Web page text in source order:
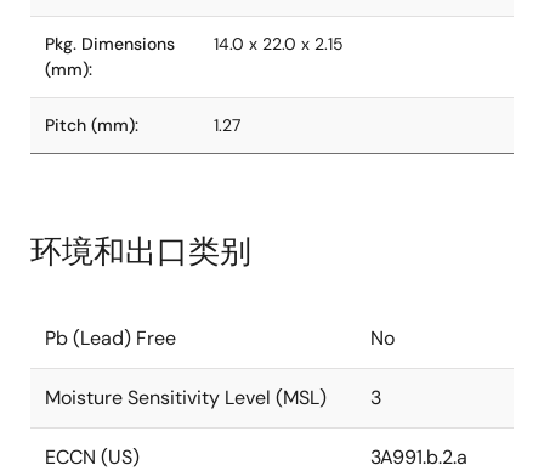
Pkg. Dimensions
(mm):
14.0 x 22.0 x 2.15
Pitch (mm): 1.27
环境和出口类别
Pb (Lead) Free No
Moisture Sensitivity Level (MSL) 3
ECCN (US) 3A991.b.2.a